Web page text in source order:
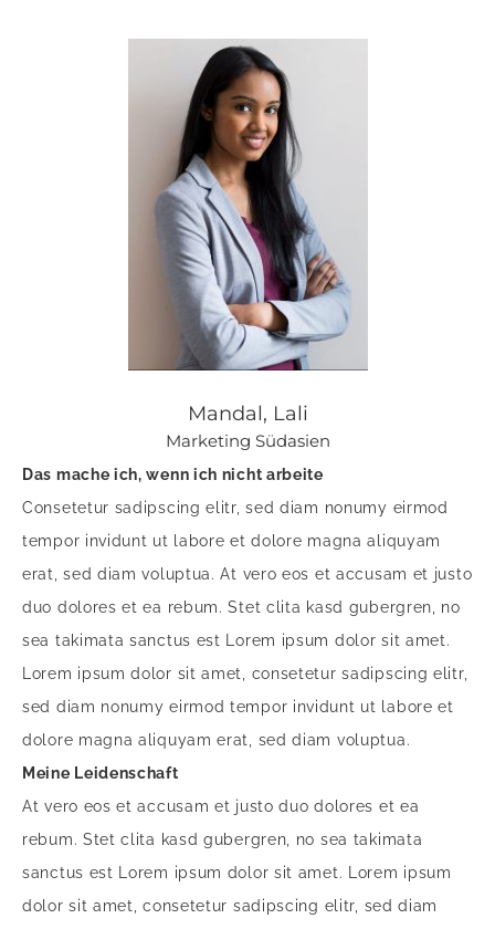
Mandal, Lali
Marketing Südasien
Das mache ich, wenn ich nicht arbeite
Consetetur sadipscing elitr, sed diam nonumy eirmod
tempor invidunt ut labore et dolore magna aliquyam
erat, sed diam voluptua. At vero eos et accusam et justo
duo dolores et ea rebum. Stet clita kasd gubergren, no
sea takimata sanctus est Lorem ipsum dolor sit amet.
Lorem ipsum dolor sit amet, consetetur sadipscing elitr,
sed diam nonumy eirmod tempor invidunt ut labore et
dolore magna aliquyam erat, sed diam voluptua.
Meine Leidenschaft
At vero eos et accusam et justo duo dolores et ea
rebum. Stet clita kasd gubergren, no sea takimata
sanctus est Lorem ipsum dolor sit amet. Lorem ipsum
dolor sit amet, consetetur sadipscing elitr, sed diam